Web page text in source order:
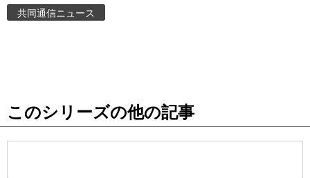
お知らせ
共同通信ニュース
このシリーズの他の記事